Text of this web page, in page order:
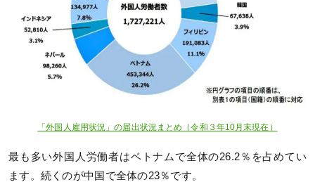
「外国人雇用状況」の届出状況まとめ（令和３年10月末現在）
最も多い外国人労働者はベトナムで全体の26.2％を占めてい
ます。続くのが中国で全体の23％です。